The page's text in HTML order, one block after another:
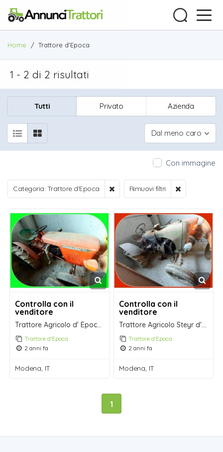
Home / Trattore d'Epoca
1 - 2 di 2 risultati
Tutti Privato Azienda
Dal meno caro
Con immagine
Categoria: Trattore d'Epoca Rimuovi filtri
Controlla con il
venditore
Trattore d'Epoca
2 anni fa
Modena, IT
Controlla con il
venditore
Trattore d'Epoca
2 anni fa
Modena, IT
1